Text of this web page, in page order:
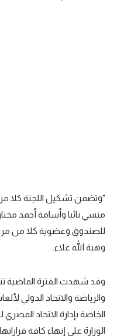
"وتضمن تشكيل اللجنة كلا
منسي نائبا وأسامة أحمد
للصندوق وعضوية كلا من
وهبة الله علاء.
وقد شهدت الفترة الماضية
والرياضة والاتحاد الدولي
الخاصة بإدارة الاتحاد
الوزارة على إنهاء كافة